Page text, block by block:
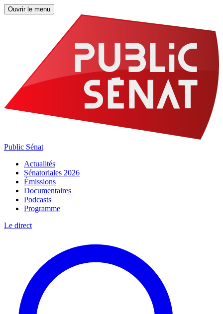
Ouvrir le menu
Public Sénat
Actualités
Sénatoriales 2026
Émissions
Documentaires
Podcasts
Programme
Le direct